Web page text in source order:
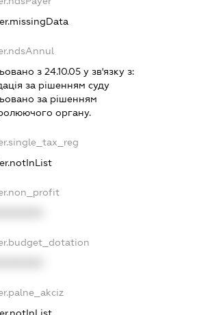
з 24.10.05 у зв'язку з:
за рiшенням суду
за рiшенням
органу.